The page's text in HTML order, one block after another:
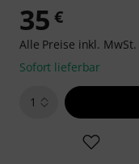
35 €
Alle Preise inkl. MwSt.
Sofort lieferbar
1